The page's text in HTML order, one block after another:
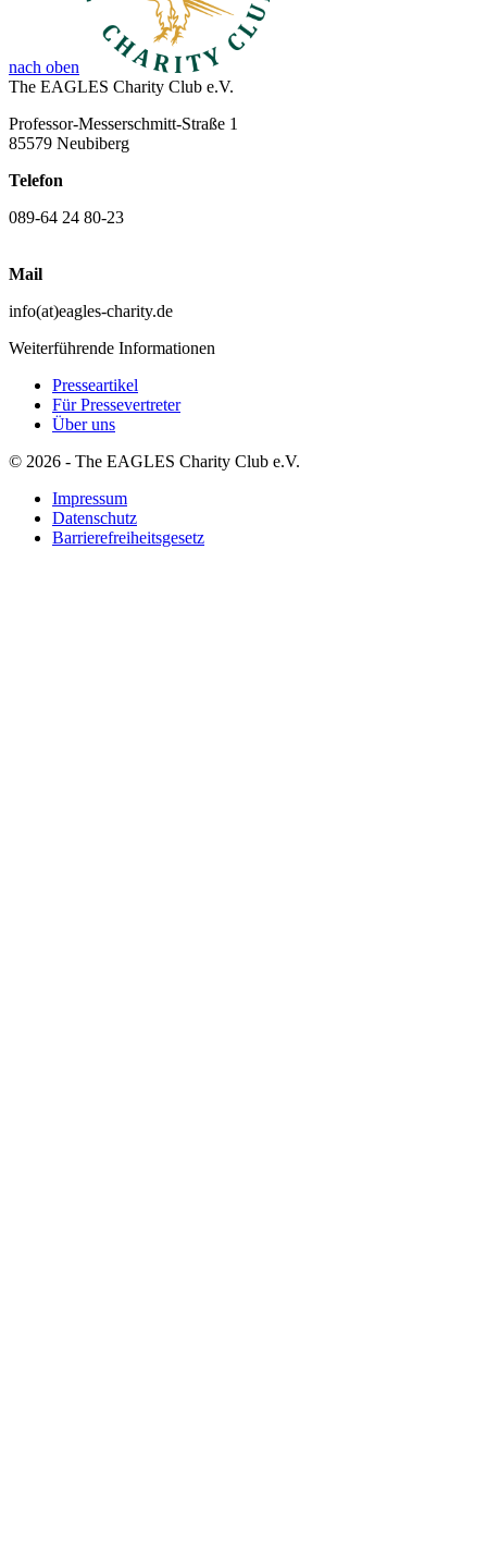
nach oben
The EAGLES Charity Club e.V.
Professor-Messerschmitt-Straße 1
85579 Neubiberg
Telefon
089-64 24 80-23
Mail
info(at)eagles-charity.de
Weiterführende Informationen
Presseartikel
Für Pressevertreter
Über uns
© 2026 - The EAGLES Charity Club e.V.
Impressum
Datenschutz
Barrierefreiheitsgesetz